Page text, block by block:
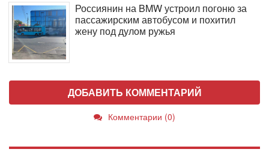
Россиянин на BMW устроил погоню за
пассажирским автобусом и похитил
жену под дулом ружья
ДОБАВИТЬ КОММЕНТАРИЙ
Комментарии (0)